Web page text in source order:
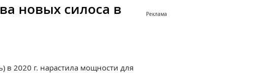
новых силоса в
в 2020 г. нарастила мощности для
Реклама